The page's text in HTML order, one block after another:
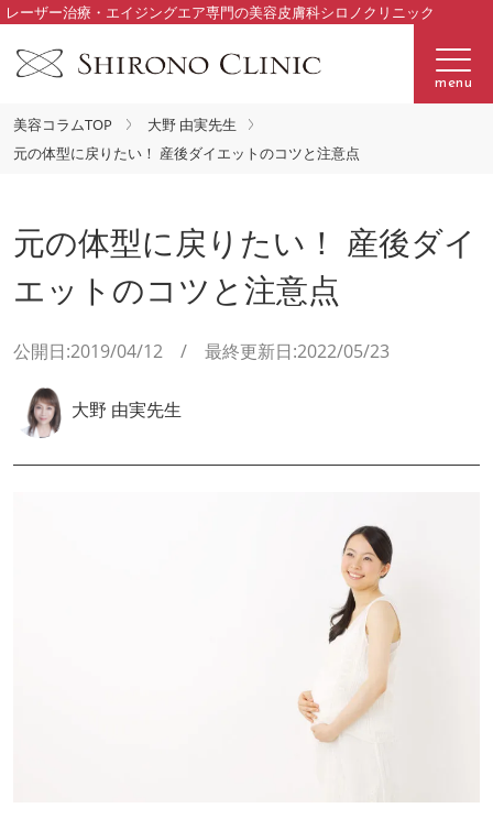
レーザー治療・エイジングエア専門の美容皮膚科シロノクリニック
menu
美容コラムTOP
大野 由実先生
元の体型に戻りたい！ 産後ダイエットのコツと注意点
元の体型に戻りたい！ 産後ダイ
エットのコツと注意点
公開日:2019/04/12 / 最終更新日:2022/05/23
大野 由実先生